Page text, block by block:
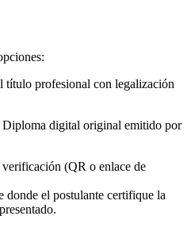
título profesional con legalización
Diploma digital original emitido por
(QR o enlace de
donde el postulante certifique la